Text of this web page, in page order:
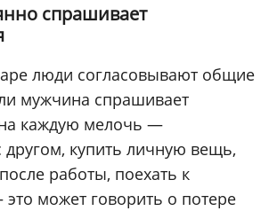
спрашивает
люди согласовывают общие
мужчина спрашивает
каждую мелочь —
другом, купить личную вещь,
работы, поехать к
может говорить о потере